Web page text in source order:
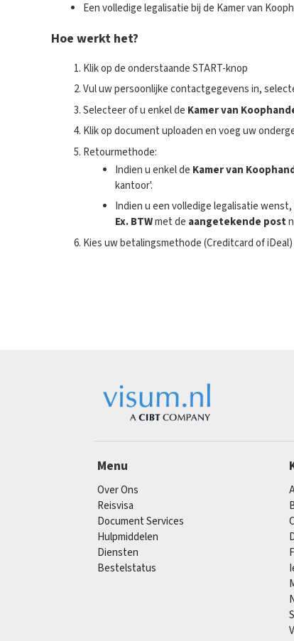
Een volledige legalisatie bij de Kamer van
Hoe werkt het?
Klik op de onderstaande START-knop
Vul uw persoonlijke contactgegevens in,
Selecteer of u enkel de Kamer van
Klik op document uploaden en voeg uw
Retourmethode:
Indien u enkel de Kamer van
kantoor'.
Indien u een volledige legalisatie
Ex. BTWmet de aangetekende post
Kies uw betalingsmethode (Creditcard of
Menu
Over Ons
Reisvisa
Document Services
Hulpmiddelen
Diensten
Bestelstatus